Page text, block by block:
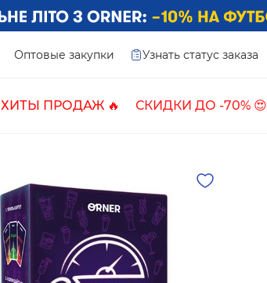
Оптовые закупки Узнать статус заказа
ХИТЫ ПРОДАЖ 🔥 СКИДКИ ДО -70% 😍